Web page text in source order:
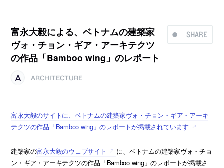
SHARE
富永大毅による、ベトナムの建築家
ヴォ・チョン・ギア・アーキテクツ
の作品「Bamboo wing」のレポート
ARCHITECTURE
富永大毅のサイトに、ベトナムの建築家ヴォ・チョン・ギア・アーキ
テクツの作品「Bamboo wing」のレポートが掲載されています
建築家の富永大毅のウェブサイト
に、ベトナムの建築家ヴォ・チョ
ン・ギア・アーキテクツの作品「Bamboo wing」のレポートが掲載さ